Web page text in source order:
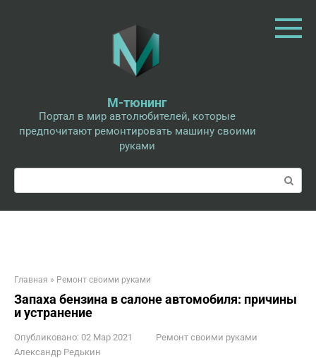
М-тюнинг
Портал в мир автолюбителей, которые
предпочитают ремонтировать машину своими
руками
Поиск:
Главная » Ремонт своими руками
Запаха бензина в салоне автомобиля: причины
и устранение
Опубликовано: 02 Мар 2021
Ремонт своими руками
Александр Редькин